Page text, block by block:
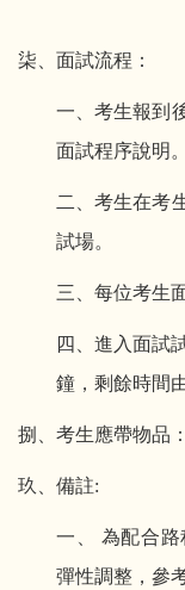
柒、面試流程：
一、考生報到
面試程序說明。
二、考生在考
試場。
三、每位考生
四、進入面試
鐘，剩餘時間
捌、考生應帶物品
玖、備註:
一、 為配合
彈性調整，參